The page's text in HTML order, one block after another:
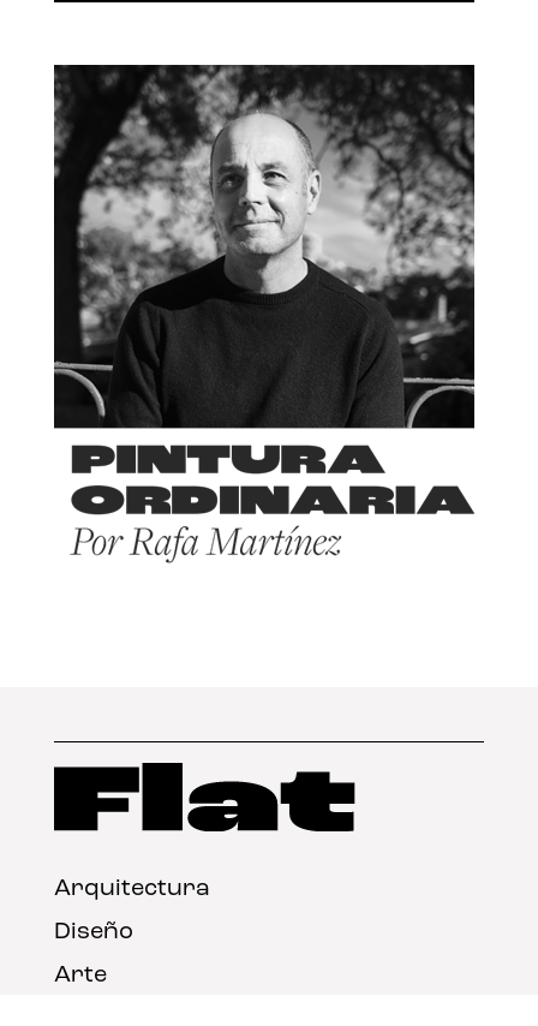
Arquitectura
Diseño
Arte